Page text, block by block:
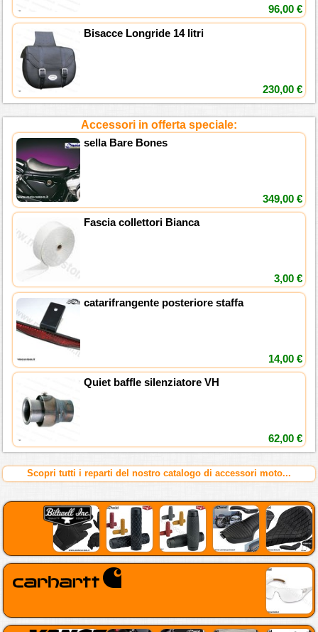
96,00 €
Bisacce Longride 14 litri
230,00 €
Accessori in offerta speciale:
sella Bare Bones
349,00 €
Fascia collettori Bianca
3,00 €
catarifrangente posteriore staffa
14,00 €
Quiet baffle silenziatore VH
62,00 €
Scopri tutti i reparti del nostro catalogo di accessori moto...